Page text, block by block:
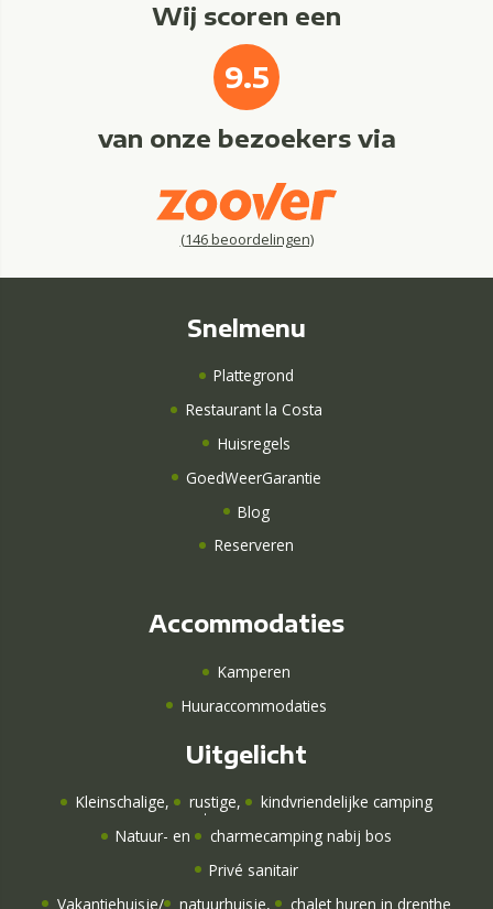
Wij scoren een
9.5
van onze bezoekers via
(146beoordelingen)
Snelmenu
Plattegrond
Restaurant la Costa
Huisregels
GoedWeerGarantie
Blog
Reserveren
Accommodaties
Kamperen
Huuraccommodaties
Uitgelicht
Kleinschalige, rustige,
kindvriendelijke camping
Natuur- en
charmecamping nabij bos
Privé sanitair
Vakantiehuisje/ natuurhuisje,
chalet huren in drenthe